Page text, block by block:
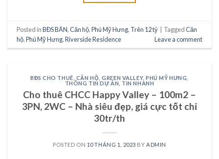
Posted inBĐS BÁN,Căn hộ,Phú Mỹ Hưng, Trên 12 tỷ TaggedCăn
hộ,Phú Mỹ Hưng,Riverside Residence Leave a comment
BĐS CHO THUÊ CĂN HỘ ,GREEN VALLEY,PHÚ MỸ HƯNG
THÔNG TIN DỰ ÁN
TIN NHANH
Cho thuê CHCC Happy Valley – 100m2 –
3PN, 2WC – Nhà siêu đẹp, giá cực tốt chỉ
30tr/th
POSTED ON 10 THÁNG 1, 2023 BY ADMIN